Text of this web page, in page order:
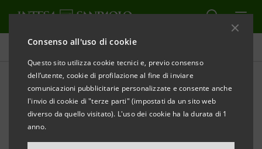
Consenso all'uso di cookie
Questo sito utilizza cookie tecnici e, previo consenso
dell’utente, cookie di profilazione al fine di inviare
comunicazioni pubblicitarie personalizzate e consente anche
l'invio di cookie di "terze parti" (impostati da un sito web
diverso da quello visitato). L'uso dei cookie ha la durata di 1
anno.
Comunicati stampa
STAMPA AGGIORNA
INTESA SANPAOLO: AVVISO DI PUBBLICAZIONE DI
DOCUMENTI